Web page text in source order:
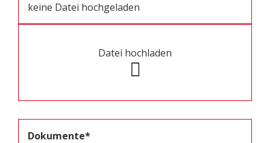
keine Datei hochgeladen
Datei hochladen
Dokumente*